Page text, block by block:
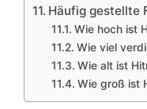
Häufig gestellte
Wie hoch ist
Wie viel
Wie alt ist
Wie groß ist